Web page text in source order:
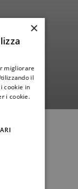
×
migliorare
il
cookie in
i cookie.